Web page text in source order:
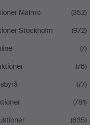
Malmö
(352)
Stockholm
(972)
(7)
(76)
(77)
(781)
(835)